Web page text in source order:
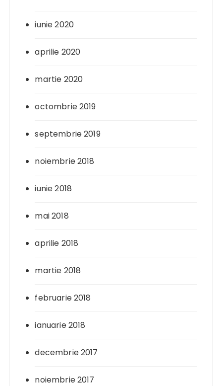
iunie 2020
aprilie 2020
martie 2020
octombrie 2019
septembrie 2019
noiembrie 2018
iunie 2018
mai 2018
aprilie 2018
martie 2018
februarie 2018
ianuarie 2018
decembrie 2017
noiembrie 2017